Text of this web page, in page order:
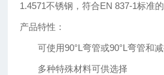
1.4571不锈钢，符合EN 837-1标准
产品特性：
可使用90°L弯管或90°L弯管和
多种特殊材料可供选择